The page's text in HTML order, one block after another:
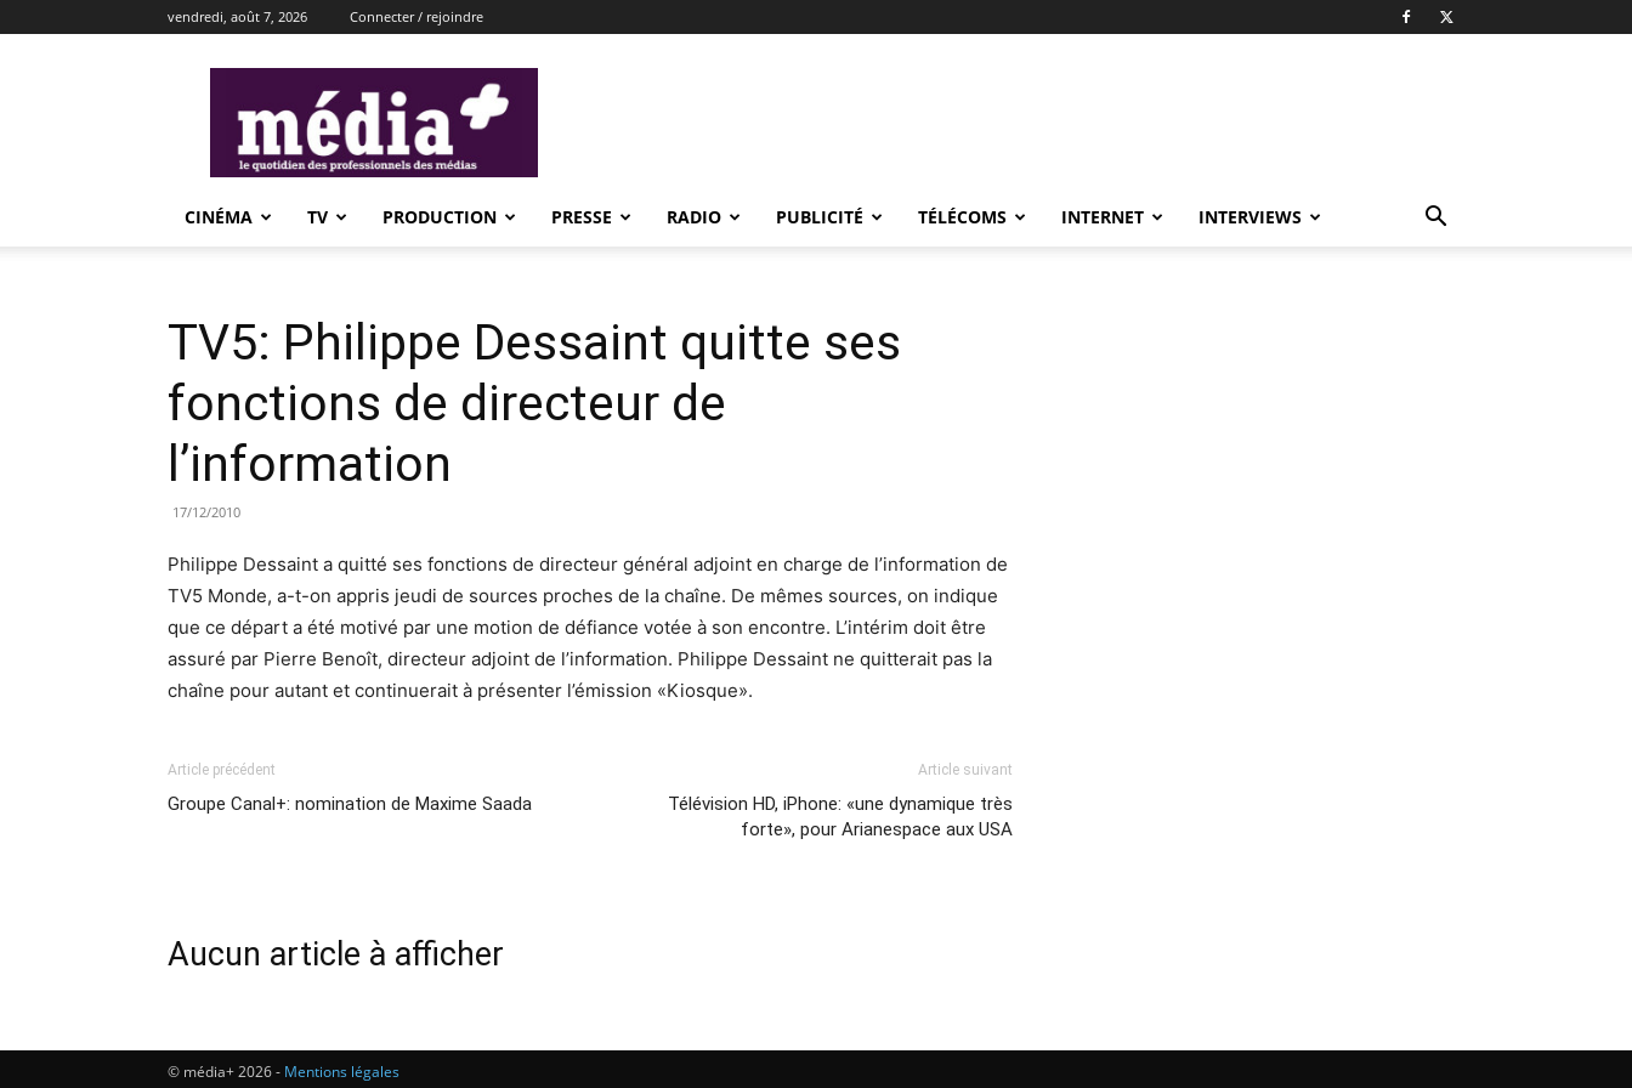
vendredi, août 7, 2026 Connecter / rejoindre
CINÉMA TV PRODUCTION PRESSE RADIO PUBLICITÉ TÉLÉCOMS INTERNET INTERVIEWS
TV5: Philippe Dessaint quitte ses
fonctions de directeur de
l’information
17/12/2010
Philippe Dessaint a quitté ses fonctions de directeur général adjoint en charge de l’information de
TV5 Monde, a-t-on appris jeudi de sources proches de la chaîne. De mêmes sources, on indique
que ce départ a été motivé par une motion de défiance votée à son encontre. L’intérim doit être
assuré par Pierre Benoît, directeur adjoint de l’information. Philippe Dessaint ne quitterait pas la
chaîne pour autant et continuerait à présenter l’émission «Kiosque».
Article précédent
Groupe Canal+: nomination de Maxime Saada
Article suivant
Télévision HD, iPhone: «une dynamique très
forte», pour Arianespace aux USA
Aucun article à afficher
© média+ 2026 - Mentions légales